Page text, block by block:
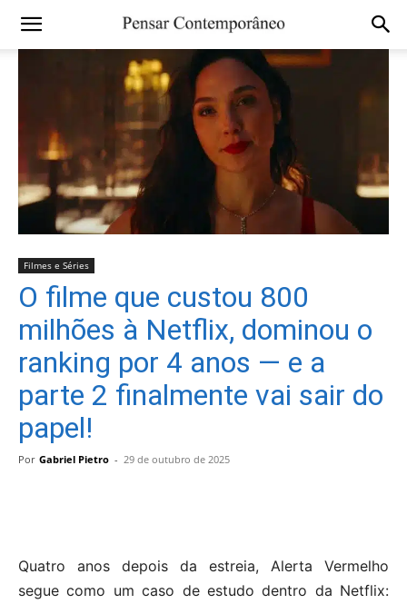
Filmes e Séries
O filme que custou 800
milhões à Netflix, dominou o
ranking por 4 anos — e a
parte 2 finalmente vai sair do
papel!
Por Gabriel Pietro - 29 de outubro de 2025
Quatro anos depois da estreia, Alerta Vermelho
segue como um caso de estudo dentro da Netflix: